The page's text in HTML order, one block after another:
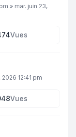
» mar. juin 23,
Vues
12:41 pm
Vues